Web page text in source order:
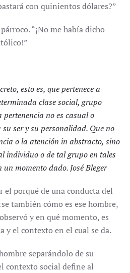
con quinientos dólares?”
“¡No me había dicho
esto es, que pertenece a
clase social, grupo
pertenencia no es casual o
ser y su personalidad. Que no
o la atención in abstracto, sino
individuo o de tal grupo en tales
momento dado. José Bleger
el porqué de una conducta del
también cómo es ese hombre,
y en qué momento, es
y el contexto en el cual se da.
separándolo de su
contexto social define al